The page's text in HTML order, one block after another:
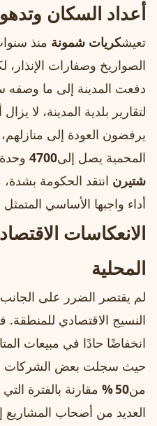
أعداد السكان
تعيشكريات شمونة منذ
الصواريخ وصفارات الإنذار،
دفعت المدينة إلى ما وصفه
لتقارير بلدية المدينة، لا
يرفضون العودة إلى
المحمية يصل إلى4700
شتيرن انتقد الحكومة
أداء واجبها الأساسي
الانعكاسات
المحلية
لم يقتصر الضرر على
النسيج الاقتصادي
انخفاضًا حادًا في مبيعات
حيث سجلت بعض الشركات
من50 %
مقارنة بالفترة
العديد من أصحاب المشاريع